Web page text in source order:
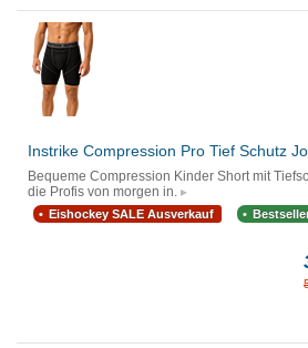
Instrike Compression Pro Tief Schutz
Bequeme Compression Kinder Short mit
die Profis von morgen in.
Eishockey SALE Ausverkauf